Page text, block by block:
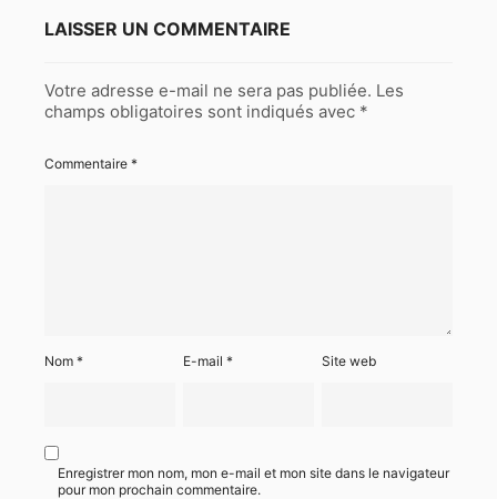
LAISSER UN COMMENTAIRE
Votre adresse e-mail ne sera pas publiée. Les
champs obligatoires sont indiqués avec *
Commentaire *
Nom * E-mail* Site web
Enregistrer mon nom, mon e-mail et mon site dans le navigateur
pour mon prochain commentaire.